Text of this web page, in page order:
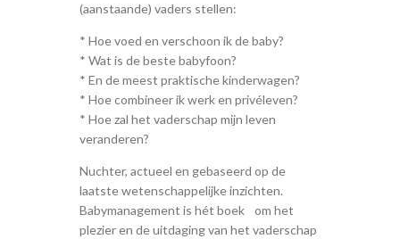
(aanstaande) vaders stellen:
* Hoe voed en verschoon ik de baby?
* Wat is de beste babyfoon?
* En de meest praktische kinderwagen?
* Hoe combineer ik werk en privéleven?
* Hoe zal het vaderschap mijn leven
veranderen?
Nuchter, actueel en gebaseerd op de
laatste wetenschappelijke inzichten.
Babymanagement is hét boek om het
plezier en de uitdaging van het vaderschap